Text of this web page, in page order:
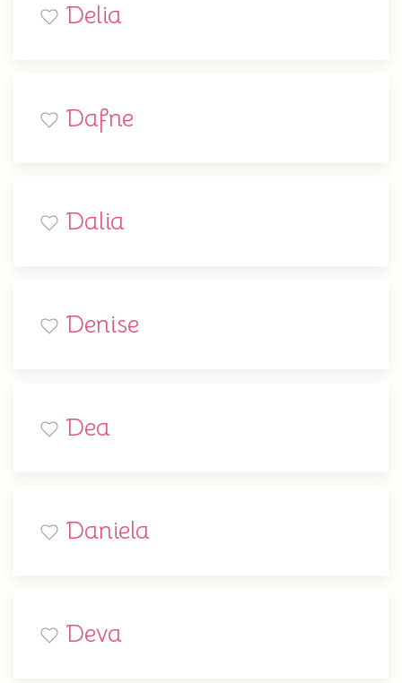
Delia
Dafne
Dalia
Denise
Dea
Daniela
Deva